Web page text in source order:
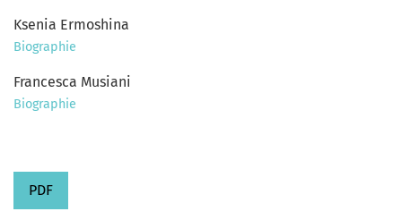
Ksenia Ermoshina
Biographie
Francesca Musiani
Biographie
PDF